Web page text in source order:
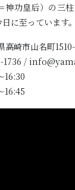
功皇后）の三柱
に至っています。
高崎市山名町1510-
1736 /
16:30
16:45